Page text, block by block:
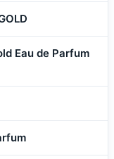
Eau de Parfum